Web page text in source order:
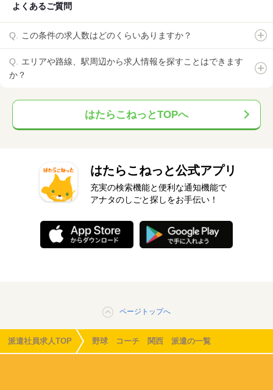
よくあるご質問
この条件の求人数はどのくらいありますか？
エリアや路線、駅周辺から求人情報を探すことはできます
か？
はたらこねっとTOPへ
はたらこねっと公式アプリ
充実の検索機能と便利な通知機能で
アナタのしごと探しをお手伝い！
ページトップへ
派遣社員求人TOP 野球 コーチ 関西 派遣の一覧